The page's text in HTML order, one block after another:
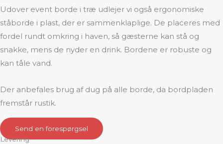
Udover event borde i træ udlejer vi også ergonomiske
ståborde i plast, der er sammenklaplige. De placeres med
fordel rundt omkring i haven, så gæsterne kan stå og
snakke, mens de nyder en drink. Bordene er robuste og
kan tåle vand.
Der anbefales brug af dug på alle borde, da bordpladen
fremstår rustik.
Send en forespørgsel
Levering